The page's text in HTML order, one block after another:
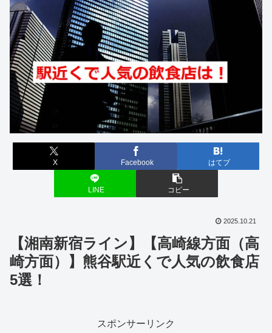
X Facebook はてブ
LINE コピー
2025.10.21
【湘南新宿ライン】【高崎線方面（高
崎方面）】熊谷駅近くで人気の飲食店
5選！
スポンサーリンク